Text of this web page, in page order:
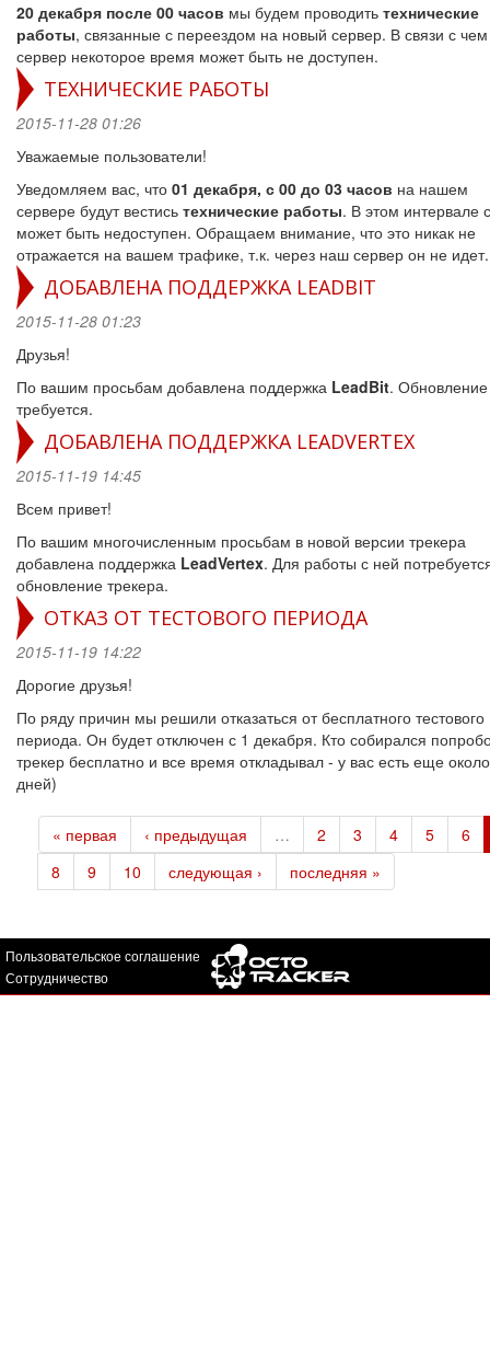
20 декабря после 00 часов мы будем проводить технические
работы, связанные с переездом на новый сервер. В связи с
сервер некоторое время может быть не доступен.
ТЕХНИЧЕСКИЕ РАБОТЫ
2015-11-28 01:26
Уважаемые пользователи!
Уведомляем вас, что 01 декабря, с 00 до 03 часов на нашем
сервере будут вестись технические работы. В этом интервале
может быть недоступен. Обращаем внимание, что это никак не
отражается на вашем трафике, т.к. через наш сервер он не идет.
ДОБАВЛЕНА ПОДДЕРЖКА LEADBIT
2015-11-28 01:23
Друзья!
По вашим просьбам добавлена поддержка LeadBit.
требуется.
ДОБАВЛЕНА ПОДДЕРЖКА LEADVERTEX
2015-11-19 14:45
Всем привет!
По вашим многочисленным просьбам в новой версии трекера
добавлена поддержка LeadVertex. Для работы с ней
обновление трекера.
ОТКАЗ ОТ ТЕСТОВОГО ПЕРИОДА
2015-11-19 14:22
Дорогие друзья!
По ряду причин мы решили отказаться от бесплатного тестового
периода. Он будет отключен с 1 декабря. Кто собирался
трекер бесплатно и все время откладывал - у вас есть еще
дней)
« первая ‹ предыдущая … 2 3 4 5
6
8
9 10 следующая › последняя »
Пользовательское соглашение
Сотрудничество